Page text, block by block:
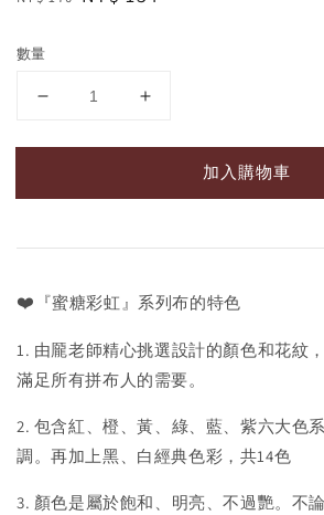
數量
加入購物車
❤️ 『蜜糖彩虹』系列布的特色
1. 由龎老師精心挑選設計的顏色和花紋
滿足所有拼布人的需要。
2. 包含紅、橙、黃、綠、藍、紫六大色
調。再加上黑、白經典色彩，共14色
3. 顏色是屬於飽和、明亮、不過艷。不